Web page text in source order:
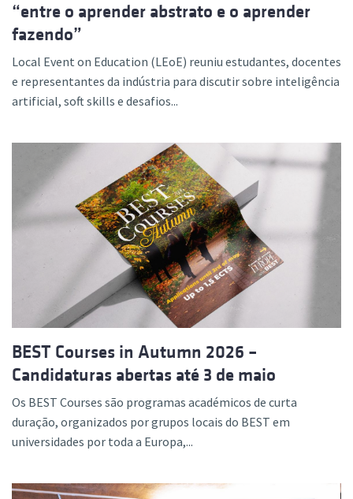
“entre o aprender abstrato e o aprender
fazendo”
Local Event on Education (LEoE) reuniu estudantes, docentes
e representantes da indústria para discutir sobre inteligência
artificial, soft skills e desafios...
BEST Courses in Autumn 2026 –
Candidaturas abertas até 3 de maio
Os BEST Courses são programas académicos de curta
duração, organizados por grupos locais do BEST em
universidades por toda a Europa,...